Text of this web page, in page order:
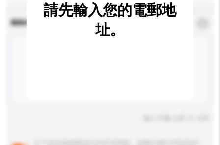
查詢內容
請先輸入您的電郵地
址。